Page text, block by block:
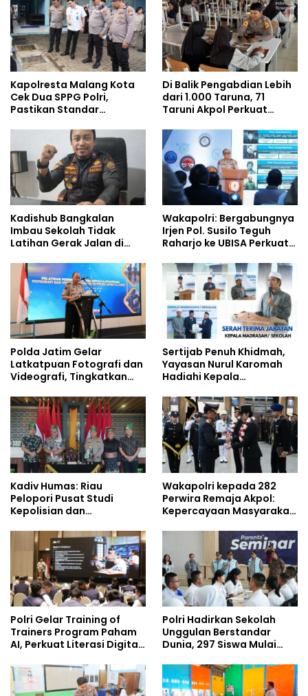
Kapolresta Malang Kota
Cek Dua SPPG Polri,
Pastikan Standar
Pengelolaan Limbah
Berjalan Optimal
Di Balik Pengabdian Lebih
dari 1.000 Taruna, 71
Taruni Akpol Perkuat
Siswa Sekolah Rakyat
Kadishub Bangkalan
Imbau Sekolah Tidak
Latihan Gerak Jalan di
Wakapolri: Bergabungnya
Irjen Pol. Susilo Teguh
Raharjo ke UBISA Perkuat
Studi Kepolisian
Polda Jatim Gelar
Latkatpuan Fotografi dan
Videografi, Tingkatkan
Era Digital
Sertijab Penuh Khidmah,
Yayasan Nurul Karomah
Hadiahi Kepala
Umrah
Kadiv Humas: Riau
Pelopori Pusat Studi
Kepolisian dan
Policing Masuki Babak
Wakapolri kepada 282
Perwira Remaja Akpol:
Kepercayaan Masyarakat
Polri Gelar Training of
Trainers Program Paham
AI, Perkuat Literasi Digital
Polri Hadirkan Sekolah
Unggulan Berstandar
Dunia, 297 Siswa Mulai